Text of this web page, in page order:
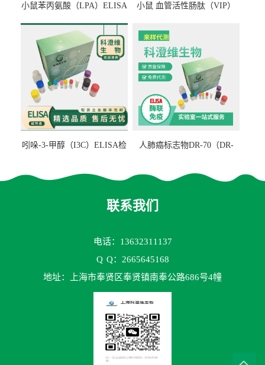
小鼠苯丙氨酸（LPA）ELISA
小鼠 血管活性肠肽（VIP）
吲哚-3-甲醇（I3C）ELISA检
人肺癌标志物DR-70（DR-
联系我们
电话：13632311137
Q Q：2665645168
地址：上海市奉贤区奉贤镇南奉公路686号4幢